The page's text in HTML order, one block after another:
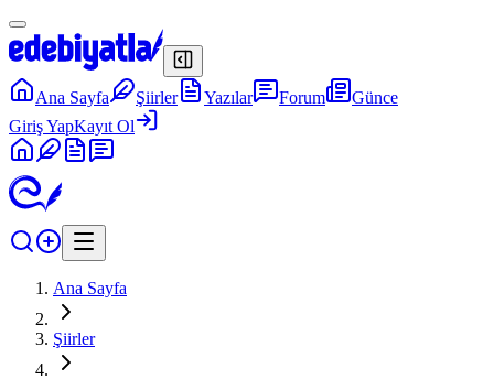
Ana Sayfa Şiirler Yazılar Forum
Günce
Giriş YapKayıt Ol
Ana Sayfa
Şiirler